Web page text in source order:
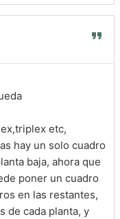
etc,
hay un solo cuadro
baja, ahora que
poner un cuadro
en las restantes,
de cada planta, y